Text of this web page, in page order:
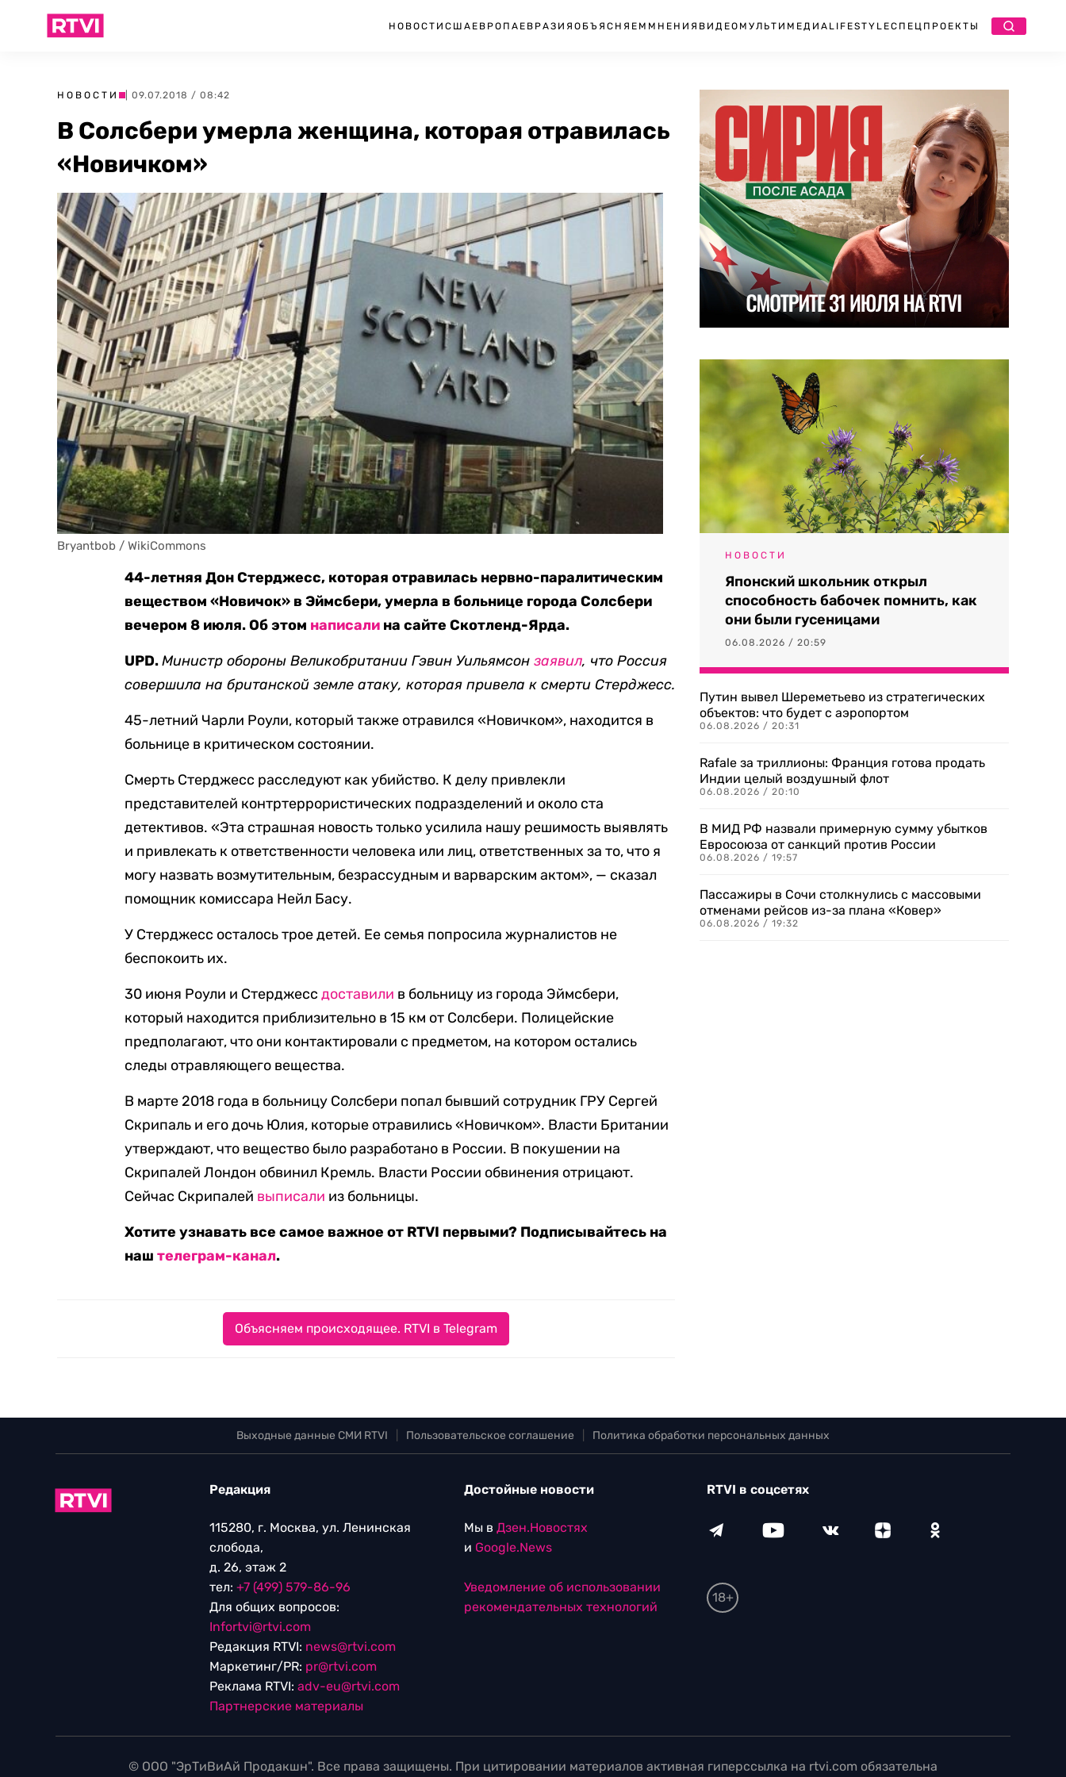
НОВОСТИ США ЕВРОПА ЕВРАЗИЯ ОБЪЯСНЯЕМ МНЕНИЯ ВИДЕО МУЛЬТИМЕДИА LIFESTYLEСПЕЦПРОЕКТЫ
НОВОСТИ | 09.07.2018 / 08:42
В Солсбери умерла женщина, которая отравилась
«Новичком»
Bryantbob / WikiCommons
44-летняя Дон Стерджесс, которая отравилась нервно-паралитическим
веществом «Новичок» в Эймсбери, умерла в больнице города Солсбери
вечером 8 июля. Об этом написали на сайте Скотленд-Ярда.
UPD. Министр обороны Великобритании Гэвин Уильямсонзаявил, что Россия
совершила на британской земле атаку, которая привела к смерти Стерджесс.
45-летний Чарли Роули, который также отравился «Новичком», находится в
больнице в критическом состоянии.
Смерть Стерджесс расследуют как убийство. К делу привлекли
представителей контртеррористических подразделений и около ста
детективов. «Эта страшная новость только усилила нашу решимость выявлять
и привлекать к ответственности человека или лиц, ответственных за то, что я
могу назвать возмутительным, безрассудным и варварским актом», — сказал
помощник комиссара Нейл Басу.
У Стерджесс осталось трое детей. Ее семья попросила журналистов не
беспокоить их.
30 июня Роули и Стерджессдоставили в больницу из города Эймсбери,
который находится приблизительно в 15 км от Солсбери. Полицейские
предполагают, что они контактировали с предметом, на котором остались
следы отравляющего вещества.
В марте 2018 года в больницу Солсбери попал бывший сотрудник ГРУ Сергей
Скрипаль и его дочь Юлия, которые отравились «Новичком». Власти Британии
утверждают, что вещество было разработано в России. В покушении на
Скрипалей Лондон обвинил Кремль. Власти России обвинения отрицают.
Сейчас Скрипалей выписали из больницы.
Хотите узнавать все самое важное от RTVI первыми? Подписывайтесь на
наштелеграм-канал.
Объясняем происходящее. RTVI в Telegram
НОВОСТИ
Японский школьник открыл
способность бабочек помнить, как
они были гусеницами
06.08.2026 / 20:59
Путин вывел Шереметьево из стратегических
объектов: что будет с аэропортом
06.08.2026 / 20:31
Rafale за триллионы: Франция готова продать
Индии целый воздушный флот
06.08.2026 / 20:10
В МИД РФ назвали примерную сумму убытков
Евросоюза от санкций против России
06.08.2026 / 19:57
Пассажиры в Сочи столкнулись с массовыми
отменами рейсов из-за плана «Ковер»
06.08.2026 / 19:32
Выходные данные СМИ RTVI Пользовательское соглашение Политика обработки персональных данных
Редакция
115280, г. Москва, ул. Ленинская
слобода,
д. 26, этаж 2
тел: +7 (499) 579-86-96
Для общих вопросов:
Infortvi@rtvi.com
Редакция RTVI: news@rtvi.com
Маркетинг/PR: pr@rtvi.com
Реклама RTVI: adv-eu@rtvi.com
Партнерские материалы
Достойные новости
Мы в Дзен.Новостях
и Google.News
Уведомление об использовании
рекомендательных технологий
RTVI в соцсетях
18+
© ООО "ЭрТиВиАй Продакшн". Все права защищены. При цитировании материалов активная гиперссылка на rtvi.com обязательна